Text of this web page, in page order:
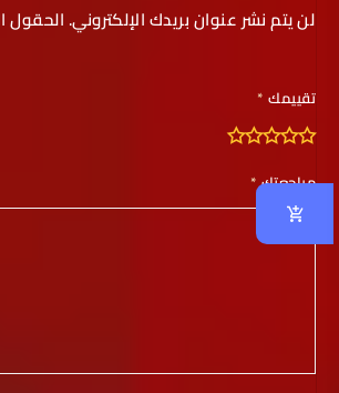
لن يتم نشر عنوان بريدك الإلكتروني. الحقول
تقييمك *
مراجعتك*